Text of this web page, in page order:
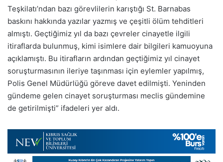
Teşkilatı’ndan bazı görevlilerin karıştığı St. Barnabas
baskını hakkında yazılar yazmış ve çeşitli ölüm tehditleri
almıştı. Geçtiğimiz yıl da bazı çevreler cinayetle ilgili
itiraflarda bulunmuş, kimi isimlere dair bilgileri kamuoyuna
açıklamıştı. Bu itirafların ardından geçtiğimiz yıl cinayet
soruşturmasının ileriye taşınması için eylemler yapılmış,
Polis Genel Müdürlüğü göreve davet edilmişti. Yeninden
gündeme gelen cinayet soruşturması meclis gündemine
de getirilmişti” ifadeleri yer aldı.